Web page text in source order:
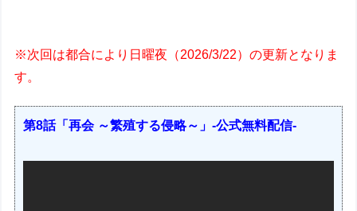
※次回は都合により日曜夜（2026/3/22）の更新となりま
す。
第8話「再会 ～繁殖する侵略～」-公式無料配信-